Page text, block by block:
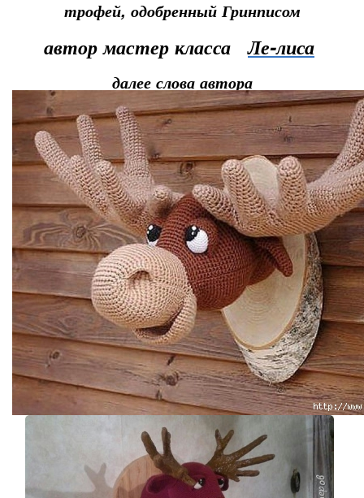
трофей, одобренный Гринписом
автор мастер классаЛе-лиса
далее слова автора